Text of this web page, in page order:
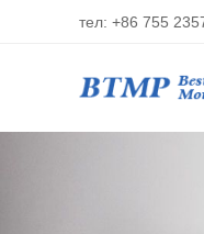
тел: +86 755